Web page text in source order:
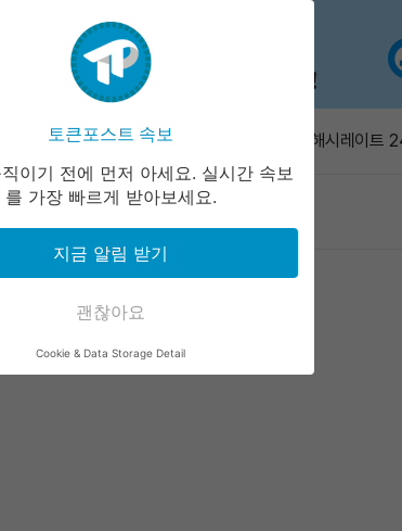
키프로스 증권위
오션 해시레이트
막…러프넥스, 채굴
비프로스트 파밍
바이낸스 알파, 8
오션 해시레이트
라운지 커뮤니티
토큰포스트 속보
이기 전에 먼저 아세요. 실시간 속보
를 가장 빠르게 받아보세요.
지금 알림 받기
괜찮아요
Cookie & Data Storage Detail